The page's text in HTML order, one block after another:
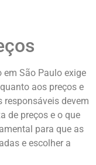
São Paulo exige
aos preços e
responsáveis devem
de preços e o que
para que as
e escolher a